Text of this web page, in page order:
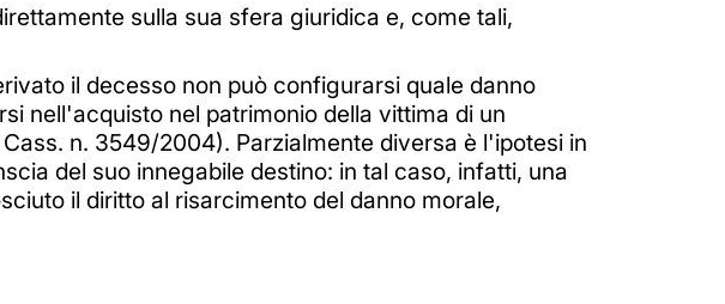
sulla sua sfera giuridica e, come tali,
il decesso non può configurarsi quale danno
nell'acquisto nel patrimonio della vittima di un
n. 3549/2004). Parzialmente diversa è l'ipotesi in
del suo innegabile destino: in tal caso, infatti, una
il diritto al risarcimento del danno morale,